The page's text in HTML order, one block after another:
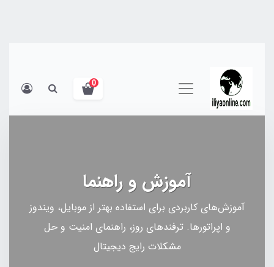
0
آموزش و راهنما
آموزش‌های کاربردی برای استفاده بهتر از موبایل، ویندوز
و اپراتورها. ترفندهای روز، راهنمای امنیت و حل
مشکلات رایج دیجیتال